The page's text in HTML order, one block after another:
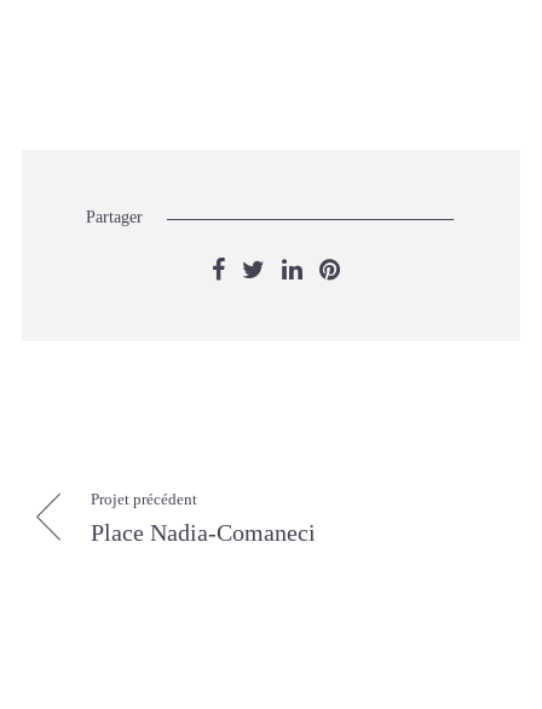
Partager
Projet précédent
Place Nadia-Comaneci